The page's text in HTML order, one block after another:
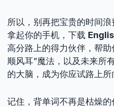
所以，别再把宝贵的时间浪
拿起你的手机，下载
高分路上的得力伙伴，帮
顺风耳”魔法，以及未来所
的大脑，成为你应试路上所
记住，背单词不再是枯燥的